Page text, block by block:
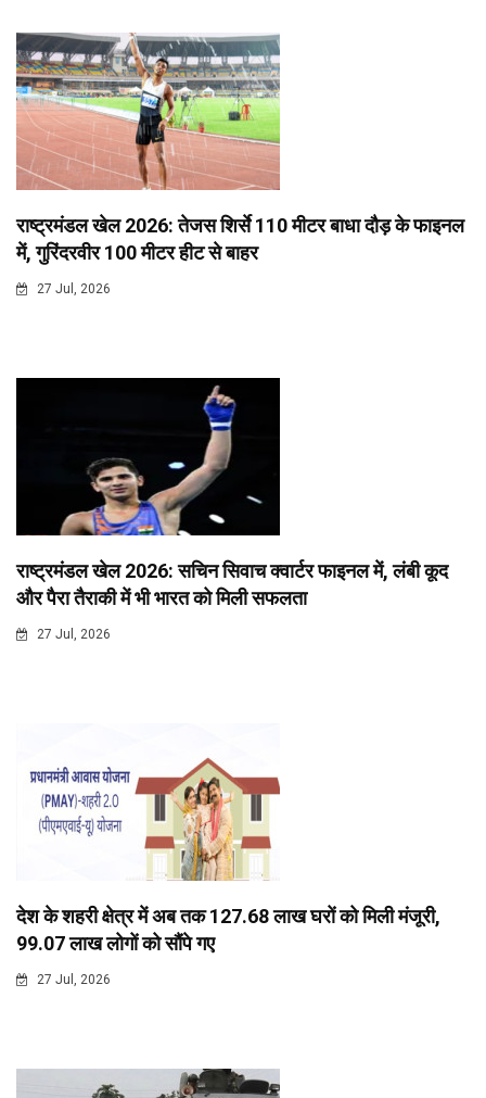
राष्ट्रमंडल खेल 2026: तेजस शिर्से 110 मीटर बाधा दौड़ के फाइनल
में, गुरिंदरवीर 100 मीटर हीट से बाहर
27 Jul, 2026
राष्ट्रमंडल खेल 2026: सचिन सिवाच क्वार्टर फाइनल में, लंबी कूद
और पैरा तैराकी में भी भारत को मिली सफलता
27 Jul, 2026
देश के शहरी क्षेत्र में अब तक 127.68 लाख घरों को मिली मंजूरी,
99.07 लाख लोगों को सौंपे गए
27 Jul, 2026